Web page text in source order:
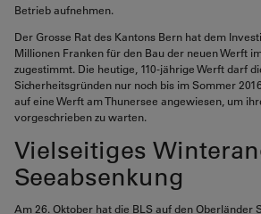
Betrieb aufnehmen.
Der Grosse Rat des Kantons Bern hat dem
Millionen Franken für den Bau der neuen Werft
zugestimmt. Die heutige, 110-jährige Werft darf
Sicherheitsgründen nur noch bis im Sommer
auf eine Werft am Thunersee angewiesen, um
vorgeschrieben zu warten.
Vielseitiges
Seeabsenkung
Am 26. Oktober hat die BLS auf den Oberländer